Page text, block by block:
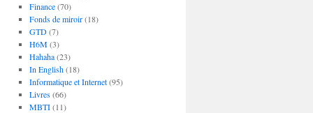
Finance(70)
Fonds de miroir(18)
GTD(7)
H6M(3)
Hahaha(23)
In English(18)
Informatique et Internet(95)
Livres(66)
MBTI(11)